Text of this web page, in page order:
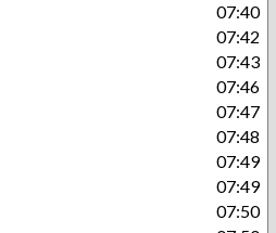
07:40
07:42
07:43
07:46
07:47
07:48
07:49
07:49
07:50